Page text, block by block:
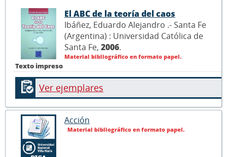
Texto impreso
El ABC de la teoría del caos
Ibáñez, Eduardo Alejandro .- Santa Fe
(Argentina) : Universidad Católica de
Santa Fe, 2006.
Material bibliográfico en formato papel.
Ver ejemplares
Acción
Material bibliográfico en formato papel.